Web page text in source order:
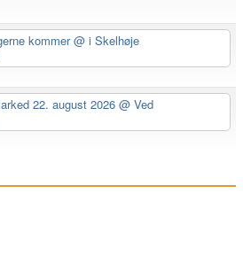
kommer@ i Skelhøje
22. august 2026 @ Ved